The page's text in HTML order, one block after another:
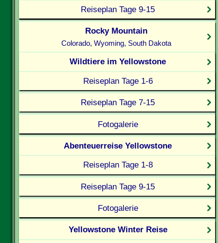
Reiseplan Tage 9-15
Rocky Mountain
Colorado, Wyoming, South Dakota
Wildtiere im Yellowstone
Reiseplan Tage 1-6
Reiseplan Tage 7-15
Fotogalerie
Abenteuerreise Yellowstone
Reiseplan Tage 1-8
Reiseplan Tage 9-15
Fotogalerie
Yellowstone Winter Reise